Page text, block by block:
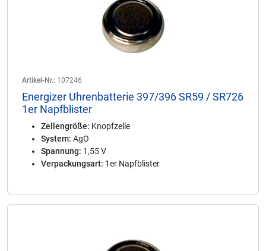
Artikel-Nr.: 107246
Energizer Uhrenbatterie 397/396 SR59 / SR726
1er Napfblister
Zellengröße: Knopfzelle
System: AgO
Spannung: 1,55 V
Verpackungsart: 1er Napfblister